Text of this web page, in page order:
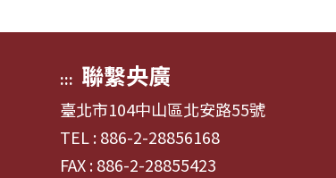
::: 聯繫央廣
臺北市104中山區北安路55號
TEL : 886-2-28856168
FAX : 886-2-28855423